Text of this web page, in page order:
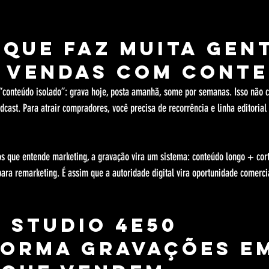
faz muita
com
isolado”: grava hoje, posta amanhã, some por semanas. Isso
Para atrair compradores, você precisa de recorrência e linha
que entende marketing, a gravação vira um sistema: conteúdo longo +
remarketing. É assim que a autoridade digital vira oportunidade
Studio 4e50
gravações